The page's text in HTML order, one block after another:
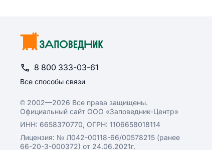
8 800 333-03-61
Все способы связи
© 2002—2026 Все права защищены.
Официальный сайт ООО «Заповедник-Центр»
ИНН: 6658370770, ОГРН: 1106658018114
Лицензия: № Л042-00118-66/00578215 (ранее
66-20-3-000372) от 24.06.2021г.